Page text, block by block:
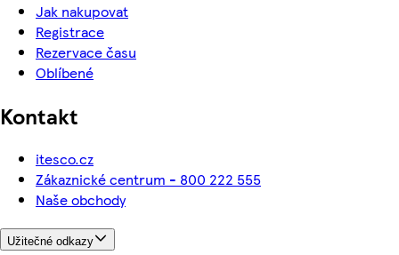
Jak nakupovat
Registrace
Rezervace času
Oblíbené
Kontakt
itesco.cz
Zákaznické centrum - 800 222 555
Naše obchody
Užitečné odkazy